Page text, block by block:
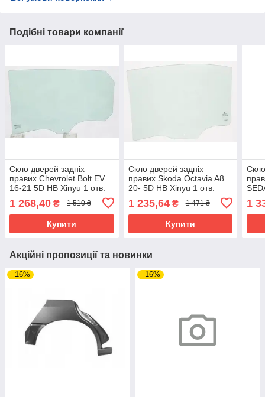
Подібні товари компанії
Скло дверей задніх
правих Chevrolet Bolt EV
16-21 5D HB Xinyu 1 отв.
1 268,40 ₴ 1 510 ₴
Купити
Скло дверей задніх
правих Skoda Octavia A8
20- 5D HB Xinyu 1 отв.
1 235,64₴ 1 471 ₴
Купити
1
Акційні пропозиції та новинки
–16% –16%